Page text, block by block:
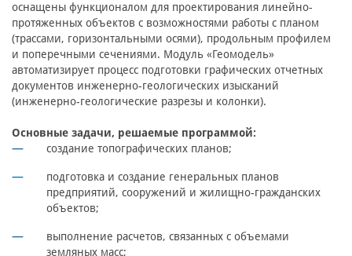
оснащены функционалом для проектирования линейно-
протяженных объектов с возможностями работы с планом
(трассами, горизонтальными осями), продольным профилем
и поперечными сечениями. Модуль «Геомодель»
автоматизирует процесс подготовки графических отчетных
документов инженерно-геологических изысканий
(инженерно-геологические разрезы и колонки).
Основные задачи, решаемые программой:
создание топографических планов;
подготовка и создание генеральных планов
предприятий, сооружений и жилищно-гражданских
объектов;
выполнение расчетов, связанных с объемами
земляных масс;